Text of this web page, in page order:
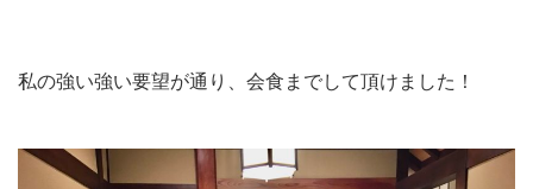
私の強い強い要望が通り、会食までして頂けました！